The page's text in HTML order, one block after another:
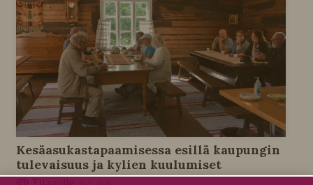
Kesäasukastapaamisessa esillä kaupungin
tulevaisuus ja kylien kuulumiset